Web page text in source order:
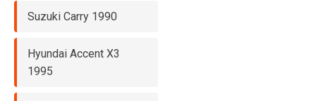
Suzuki Carry 1990
Hyundai Accent X3
1995